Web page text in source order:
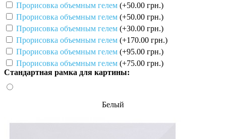
Прорисовка объемным гелем (+50.00 грн.)
Прорисовка объемным гелем (+50.00 грн.)
Прорисовка объемным гелем (+30.00 грн.)
Прорисовка объемным гелем (+170.00 грн.)
Прорисовка объемным гелем (+95.00 грн.)
Прорисовка объемным гелем (+75.00 грн.)
Стандартная рамка для картины:
Белый